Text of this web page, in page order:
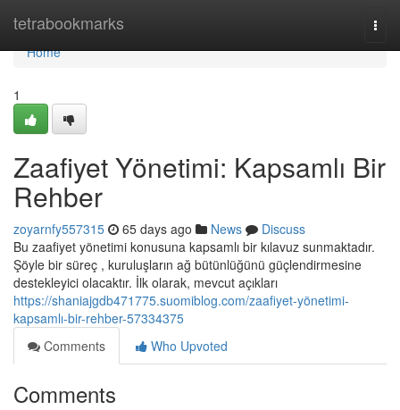
tetrabookmarks
Home
Home
1
Zaafiyet Yönetimi: Kapsamlı Bir
Rehber
zoyarnfy557315 65 days ago News
Discuss
Bu zaafiyet yönetimi konusuna kapsamlı bir kılavuz sunmaktadır.
Şöyle bir süreç , kuruluşların ağ bütünlüğünü güçlendirmesine
destekleyici olacaktır. İlk olarak, mevcut açıkları
https://shaniajgdb471775.suomiblog.com/zaafiyet-yönetimi-
kapsamlı-bir-rehber-57334375
Comments
Who Upvoted
Comments